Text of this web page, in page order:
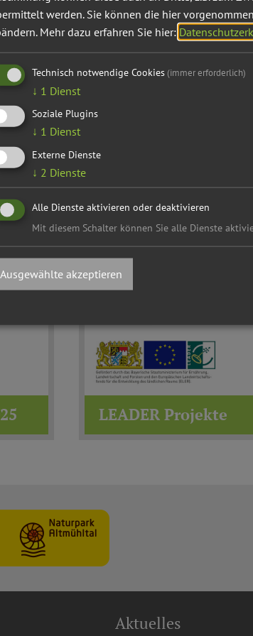
regionalen Entwicklung gemeinsam mit
des Intergrierten
in enger Zusammenarbeit mit dem
(ILEK) für das Aktionsbündnis
Altmühl-Jura (LES)
LEADER Projekte
Aktuelles
werden. Sie können die hier
Mehr dazu erfahren Sie hier:
Technisch notwendige Cookies (immer erforderlich)
↓ 1 Dienst
Soziale Plugins
↓ 1 Dienst
Externe Dienste
↓ 2 Dienste
Alle Dienste aktivieren oder deaktivieren
Mit diesem Schalter können Sie alle Dienste
Ausgewählte akzeptieren